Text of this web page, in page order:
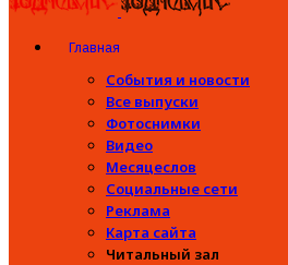
Главная
События и новости
Все выпуски
Фотоснимки
Видео
Месяцеслов
Социальные сети
Реклама
Карта сайта
Читальный зал